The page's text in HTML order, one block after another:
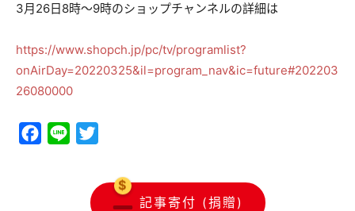
3月26日8時〜9時のショップチャンネルの詳細は
https://www.shopch.jp/pc/tv/programlist?
onAirDay=20220325&il=program_nav&ic=future#202203
26080000
Facebook
Line
記事寄付 (捐贈)